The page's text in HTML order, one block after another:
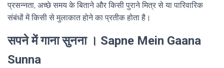
प्रसन्नता, अच्छे समय के बिताने और किसी पुराने मित्र से या पारिवारिक
संबंधों में किसी से मुलाकात होने का प्रतीक होता है।
सपने में गाना सुनना । Sapne Mein Gaana
Sunna